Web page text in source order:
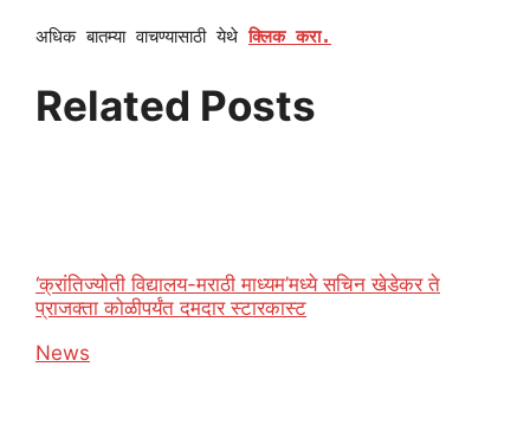
अधिक बातम्या वाचण्यासाठी येथेक्लिक करा.
Related Posts
‘क्रांतिज्योती विद्यालय-मराठी माध्यम’मध्ये सचिन खेडेकर ते
प्राजक्ता कोळीपर्यंत दमदार स्टारकास्ट
In relation to
News